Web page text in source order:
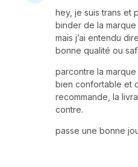
hey, je suis trans et
binder de la marque
mais j’ai entendu
bonne qualité ou
parcontre la
bien confortable et
recommande, la
contre.
passe une bonne